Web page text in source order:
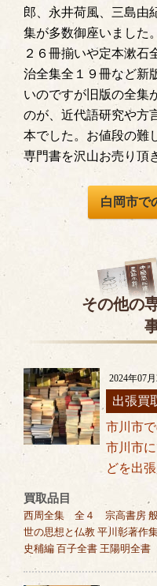
郎、永井荷風、三島由
集が多数御座いました
２６冊揃いや定本漱石
治全集全１９冊など新
いのですが旧版の全集
のが、近代語研究や方
本でした。お値段の難
専門書を沢山お売り頂
白岡市で
その他の
2024年07月
出張買
市川市
市川市
どを出
買取品目
西周全集 全４ 宗高書房 般
世の思想と仏教 平川彰
史秿編 百子全書 王陽明全書